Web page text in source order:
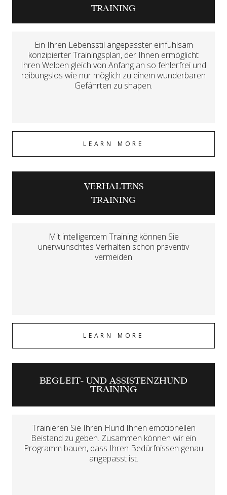
TRAINING
Ein Ihren Lebensstil angepasster einfühlsam
konzipierter Trainingsplan, der Ihnen ermöglicht
Ihren Welpen gleich von Anfang an so fehlerfrei und
reibungslos wie nur möglich zu einem wunderbaren
Gefährten zu shapen.
LEARN MORE
VERHALTENS
TRAINING
Mit intelligentem Training können Sie
unerwünschtes Verhalten schon präventiv
vermeiden
LEARN MORE
BEGLEIT- UND ASSISTENZHUND
TRAINING
Trainieren Sie Ihren Hund Ihnen emotionellen
Beistand zu geben. Zusammen können wir ein
Programm bauen, dass Ihren Bedürfnissen genau
angepasst ist.